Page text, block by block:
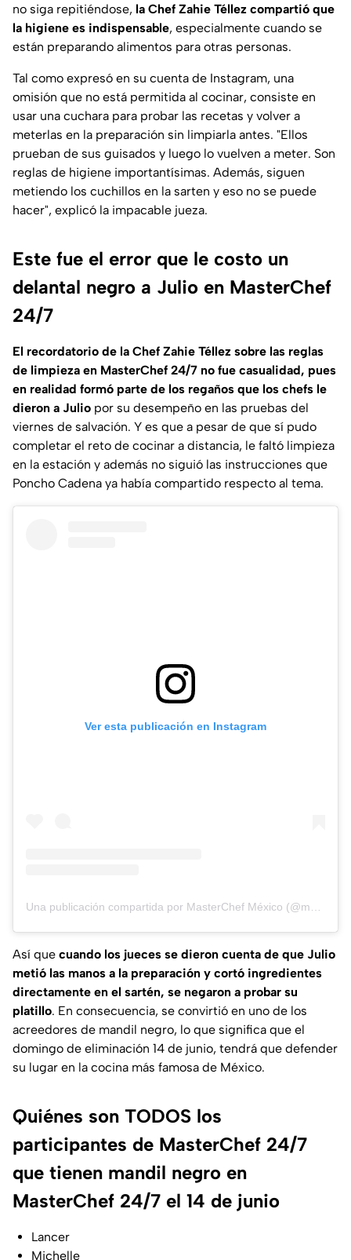
no siga repitiéndose, la Chef Zahie Téllez compartió que
la higiene es indispensable, especialmente cuando se
están preparando alimentos para otras personas.
Tal como expresó en su cuenta de Instagram, una
omisión que no está permitida al cocinar, consiste en
usar una cuchara para probar las recetas y volver a
meterlas en la preparación sin limpiarla antes. "Ellos
prueban de sus guisados y luego lo vuelven a meter. Son
reglas de higiene importantísimas. Además, siguen
metiendo los cuchillos en la sarten y eso no se puede
hacer", explicó la impacable jueza.
Este fue el error que le costo un
delantal negro a Julio en MasterChef
24/7
El recordatorio de la Chef Zahie Téllez sobre las reglas
de limpieza en MasterChef 24/7 no fue casualidad, pues
en realidad formó parte de los regaños que los chefs le
dieron a Julio por su desempeño en las pruebas del
viernes de salvación. Y es que a pesar de que sí pudo
completar el reto de cocinar a distancia, le faltó limpieza
en la estación y además no siguió las instrucciones que
Poncho Cadena ya había compartido respecto al tema.
Ver esta publicación en Instagram
Así que cuando los jueces se dieron cuenta de que Julio
metió las manos a la preparación y cortó ingredientes
directamente en el sartén, se negaron a probar su
platillo. En consecuencia, se convirtió en uno de los
acreedores de mandil negro, lo que significa que el
domingo de eliminación 14 de junio, tendrá que defender
su lugar en la cocina más famosa de México.
Quiénes son TODOS los
participantes de MasterChef 24/7
que tienen mandil negro en
MasterChef 24/7 el 14 de junio
Lancer
Michelle